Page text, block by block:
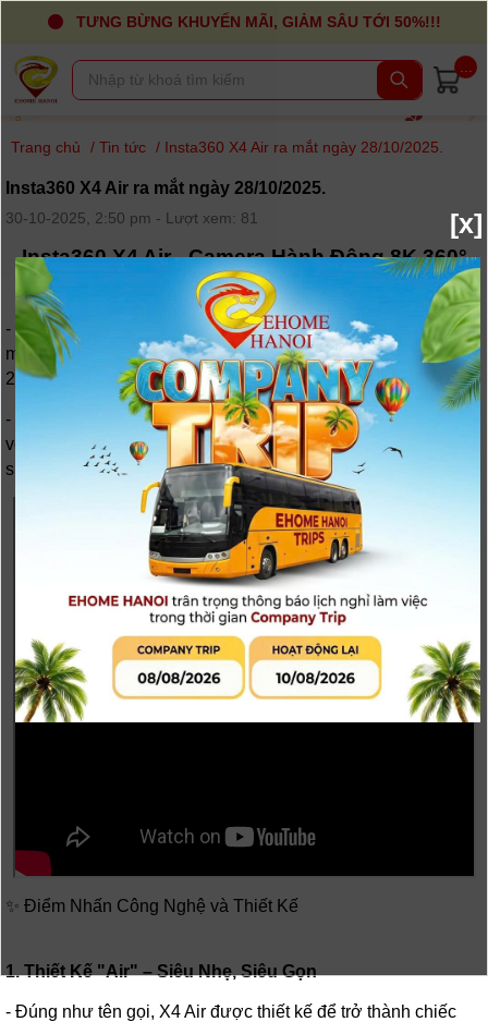
TƯNG BỪNG KHUYẾN MÃI, GIẢM SÂU TỚI 50%!!!
Trang chủ / Tin tức / Insta360 X4 Air ra mắt ngày 28/10/2025.
Insta360 X4 Air ra mắt ngày 28/10/2025.
30-10-2025, 2:50 pm - Lượt xem: 81
Insta360 X4 Air - Camera Hành Động 8K 360°
Siêu Nhẹ
- Insta360 vừa chính thức trình làng mẫu camera hành động
mới nhất của mình mang tên Insta360 X4 Air ngày
28/10/2025.
- Chiếc camera 360 độ này hứa hẹn sẽ khuấy đảo thị trường
với khả năng quay video chất lượng 8K cùng một thiết kế
siêu nhẹ và linh hoạt.
✨ Điểm Nhấn Công Nghệ và Thiết Kế
1. Thiết Kế "Air" – Siêu Nhẹ, Siêu Gọn
- Đúng như tên gọi, X4 Air được thiết kế để trở thành chiếc
[x]